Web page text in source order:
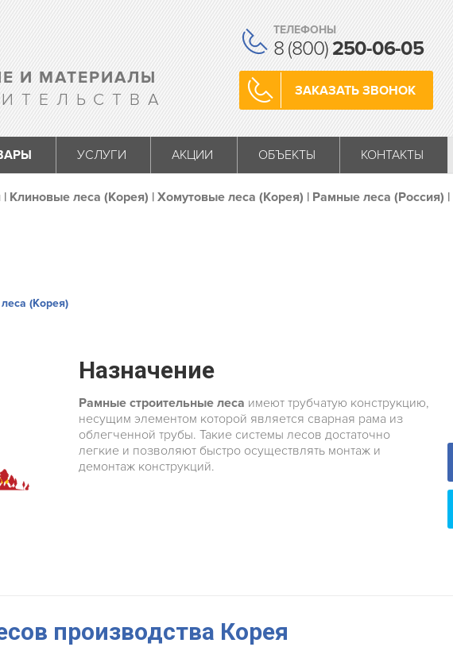
И МАТЕРИАЛЫ
ТЕЛЕФОНЫ
8 (800)250-06-05
ЗАКАЗАТЬ ЗВОНОК
УСЛУГИ АКЦИИ ОБЪЕКТЫ КОНТАКТЫ
| Клиновые леса (Корея) | Хомутовые леса (Корея) | Рамные леса (Россия) |
(Корея)
Назначение
Рамные строительные леса имеют трубчатую конструкцию,
несущим элементом которой является сварная рама из
облегченной трубы. Такие системы лесов достаточно
легкие и позволяют быстро осуществлять монтаж и
демонтаж конструкций.
производства Корея